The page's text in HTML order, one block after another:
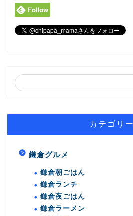
カテゴリー
鎌倉グルメ
鎌倉朝ごはん
鎌倉ランチ
鎌倉夜ごはん
鎌倉ラーメン